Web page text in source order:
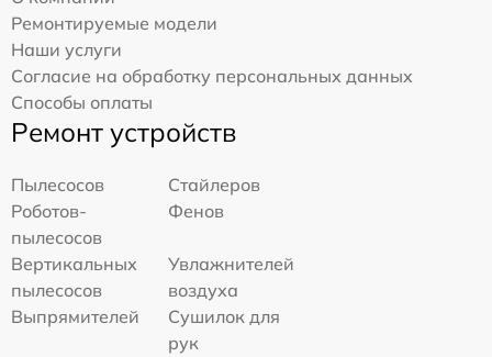
Ремонтируемые модели
Наши услуги
Согласие на обработку персональных данных
Способы оплаты
Ремонт устройств
Пылесосов
Стайлеров
Роботов-
пылесосов
Фенов
Вертикальных
пылесосов
Увлажнителей
воздуха
Выпрямителей
Сушилок для
рук